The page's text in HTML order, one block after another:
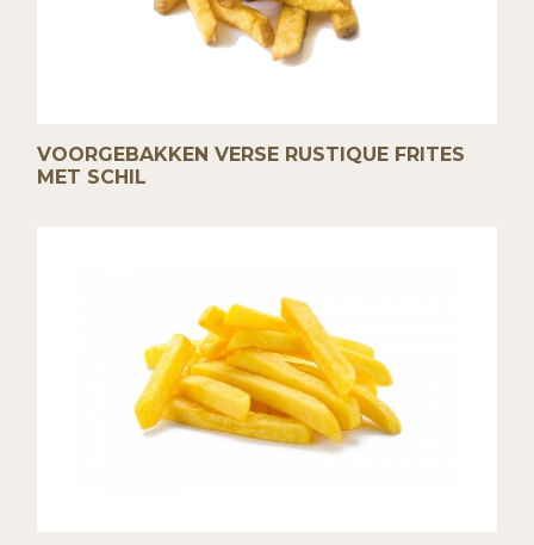
VOORGEBAKKEN VERSE RUSTIQUE FRITES
MET SCHIL